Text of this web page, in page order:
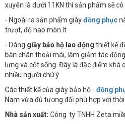
xuyên là dưới 11KN thì sản phẩm sẽ
- Ngoài ra sản phẩm giàyđồng phục
trượt, độ hao mòn ít
- Dáng giầy bảo hộ lao động thiết kế
bàn chân thoải mái, làm giảm tác
lưng và cột sống. Đây là đặc điểm
nhiều người chú ý
Các thiết kế của giày bảo hộ - đồng
Nam vừa đủ tương đối phù hợp với
Nhà sản xuất: Công ty TNHH Zeta